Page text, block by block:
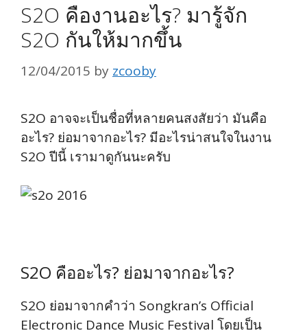
S2O คืองานอะไร? มารู้จัก
S2O กันให้มากขึ้น
12/04/2015 by zcooby
S2O อาจจะเป็นชื่อที่หลายคนสงสัยว่า มันคือ
อะไร? ย่อมาจากอะไร? มีอะไรน่าสนใจในงาน
S2O ปีนี้ เรามาดูกันนะครับ
S2O คืออะไร? ย่อมาจากอะไร?
S2O ย่อมาจากคำว่า Songkran’s Official
Electronic Dance Music Festival โดยเป็น